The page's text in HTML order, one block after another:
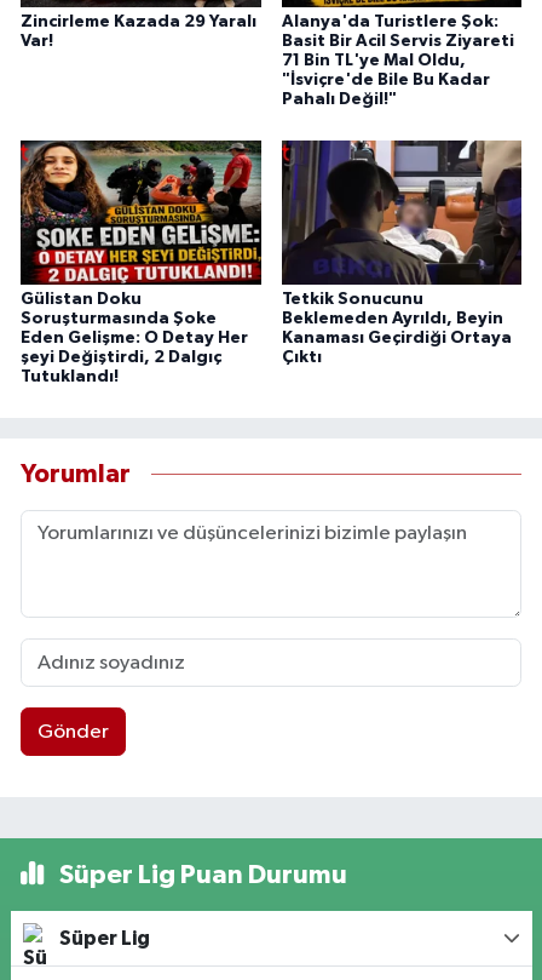
Zincirleme Kazada 29 Yaralı
Var!
Alanya'da Turistlere Şok:
Basit Bir Acil Servis Ziyareti
71 Bin TL'ye Mal Oldu,
"İsviçre'de Bile Bu Kadar
Pahalı Değil!"
Gülistan Doku
Soruşturmasında Şoke
Eden Gelişme: O Detay Her
şeyi Değiştirdi, 2 Dalgıç
Tutuklandı!
Tetkik Sonucunu
Beklemeden Ayrıldı, Beyin
Kanaması Geçirdiği Ortaya
Çıktı
Yorumlar
Gönder
Süper Lig Puan Durumu
Süper Lig